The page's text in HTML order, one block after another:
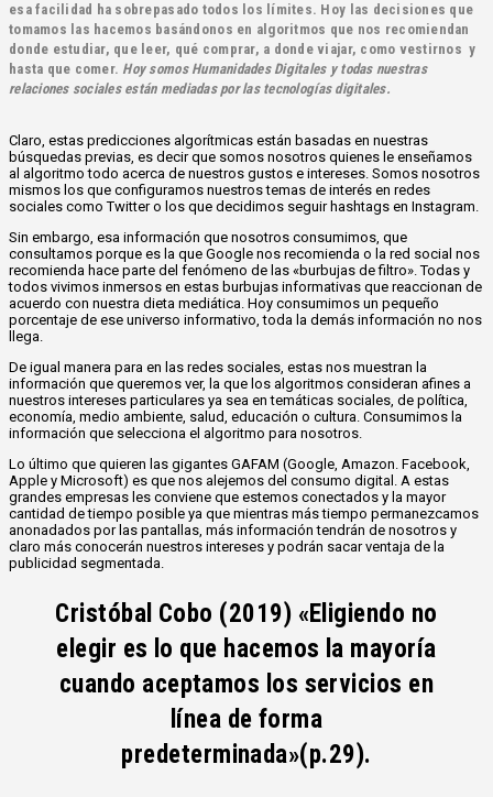
esa facilidad ha sobrepasado todos los límites. Hoy las decisiones que
tomamos las hacemos basándonos en algoritmos que nos recomiendan
donde estudiar, que leer, qué comprar, a donde viajar, como vestirnos y
hasta que comer. Hoy somos Humanidades Digitales y todas nuestras
relaciones sociales están mediadas por las tecnologías digitales.
Claro, estas predicciones algorítmicas están basadas en nuestras
búsquedas previas, es decir que somos nosotros quienes le enseñamos
al algoritmo todo acerca de nuestros gustos e intereses. Somos nosotros
mismos los que configuramos nuestros temas de interés en redes
sociales como Twitter o los que decidimos seguir hashtags en Instagram.
Sin embargo, esa información que nosotros consumimos, que
consultamos porque es la que Google nos recomienda o la red social nos
recomienda hace parte del fenómeno de las «burbujas de filtro». Todas y
todos vivimos inmersos en estas burbujas informativas que reaccionan de
acuerdo con nuestra dieta mediática. Hoy consumimos un pequeño
porcentaje de ese universo informativo, toda la demás información no nos
llega.
De igual manera para en las redes sociales, estas nos muestran la
información que queremos ver, la que los algoritmos consideran afines a
nuestros intereses particulares ya sea en temáticas sociales, de política,
economía, medio ambiente, salud, educación o cultura. Consumimos la
información que selecciona el algoritmo para nosotros.
Lo último que quieren las gigantes GAFAM (Google, Amazon. Facebook,
Apple y Microsoft) es que nos alejemos del consumo digital. A estas
grandes empresas les conviene que estemos conectados y la mayor
cantidad de tiempo posible ya que mientras más tiempo permanezcamos
anonadados por las pantallas, más información tendrán de nosotros y
claro más conocerán nuestros intereses y podrán sacar ventaja de la
publicidad segmentada.
Cristóbal Cobo (2019) «Eligiendo no
elegir es lo que hacemos la mayoría
cuando aceptamos los servicios en
línea de forma
predeterminada»(p.29).